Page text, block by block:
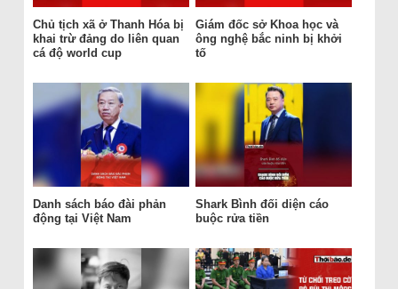
Chủ tịch xã ở Thanh Hóa bị
khai trừ đảng do liên quan
cá độ world cup
Giám đốc sở Khoa học và
ông nghệ bắc ninh bị khởi
tố
Danh sách báo đài phản
động tại Việt Nam
Shark Bình đối diện cáo
buộc rửa tiền